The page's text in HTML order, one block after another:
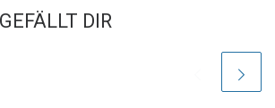
DIR